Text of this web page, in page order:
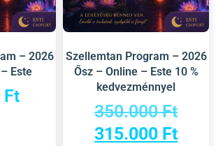
– 2026
Este
Ft
Szellemtan Program – 2026
Ősz – Online – Este 10 %
kedvezménnyel
350.000Ft
315.000 Ft